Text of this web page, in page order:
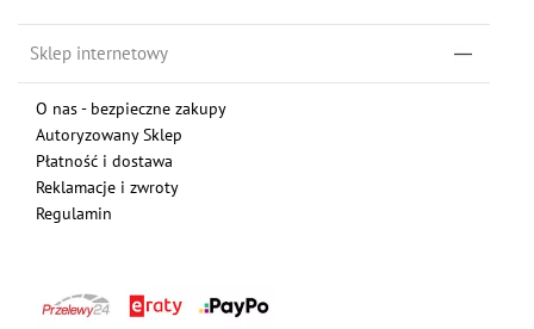
Sklep internetowy
O nas - bezpieczne zakupy
Autoryzowany Sklep
Płatność i dostawa
Reklamacje i zwroty
Regulamin